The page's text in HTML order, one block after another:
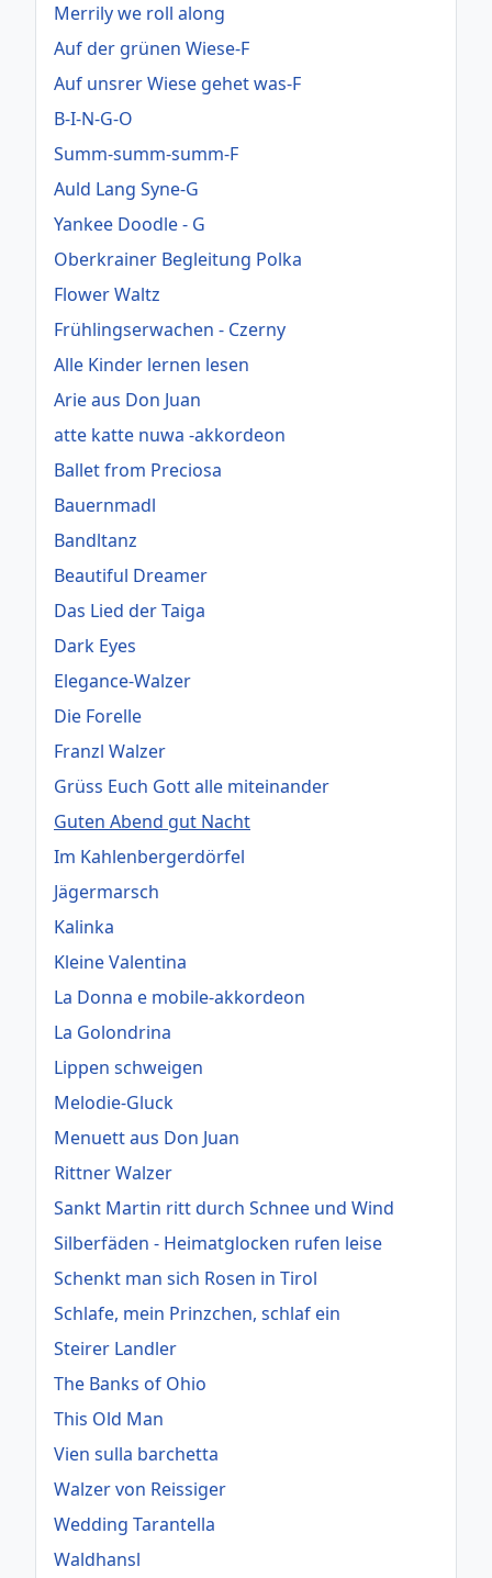
Merrily we roll along
Auf der grünen Wiese-F
Auf unsrer Wiese gehet was-F
B-I-N-G-O
Summ-summ-summ-F
Auld Lang Syne-G
Yankee Doodle - G
Oberkrainer Begleitung Polka
Flower Waltz
Frühlingserwachen - Czerny
Alle Kinder lernen lesen
Arie aus Don Juan
atte katte nuwa -akkordeon
Ballet from Preciosa
Bauernmadl
Bandltanz
Beautiful Dreamer
Das Lied der Taiga
Dark Eyes
Elegance-Walzer
Die Forelle
Franzl Walzer
Grüss Euch Gott alle miteinander
Guten Abend gut Nacht
Im Kahlenbergerdörfel
Jägermarsch
Kalinka
Kleine Valentina
La Donna e mobile-akkordeon
La Golondrina
Lippen schweigen
Melodie-Gluck
Menuett aus Don Juan
Rittner Walzer
Sankt Martin ritt durch Schnee und Wind
Silberfäden - Heimatglocken rufen leise
Schenkt man sich Rosen in Tirol
Schlafe, mein Prinzchen, schlaf ein
Steirer Landler
The Banks of Ohio
This Old Man
Vien sulla barchetta
Walzer von Reissiger
Wedding Tarantella
Waldhansl